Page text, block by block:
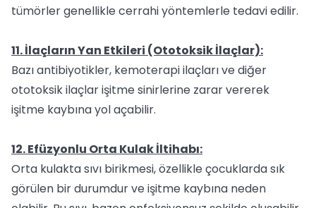
tümörler genellikle cerrahi yöntemlerle tedavi edilir.
11. İlaçların Yan Etkileri (Ototoksik İlaçlar):
Bazı antibiyotikler, kemoterapi ilaçları ve diğer
ototoksik ilaçlar işitme sinirlerine zarar vererek
işitme kaybına yol açabilir.
12. Efüzyonlu Orta Kulak İltihabı:
Orta kulakta sıvı birikmesi, özellikle çocuklarda sık
görülen bir durumdur ve işitme kaybına neden